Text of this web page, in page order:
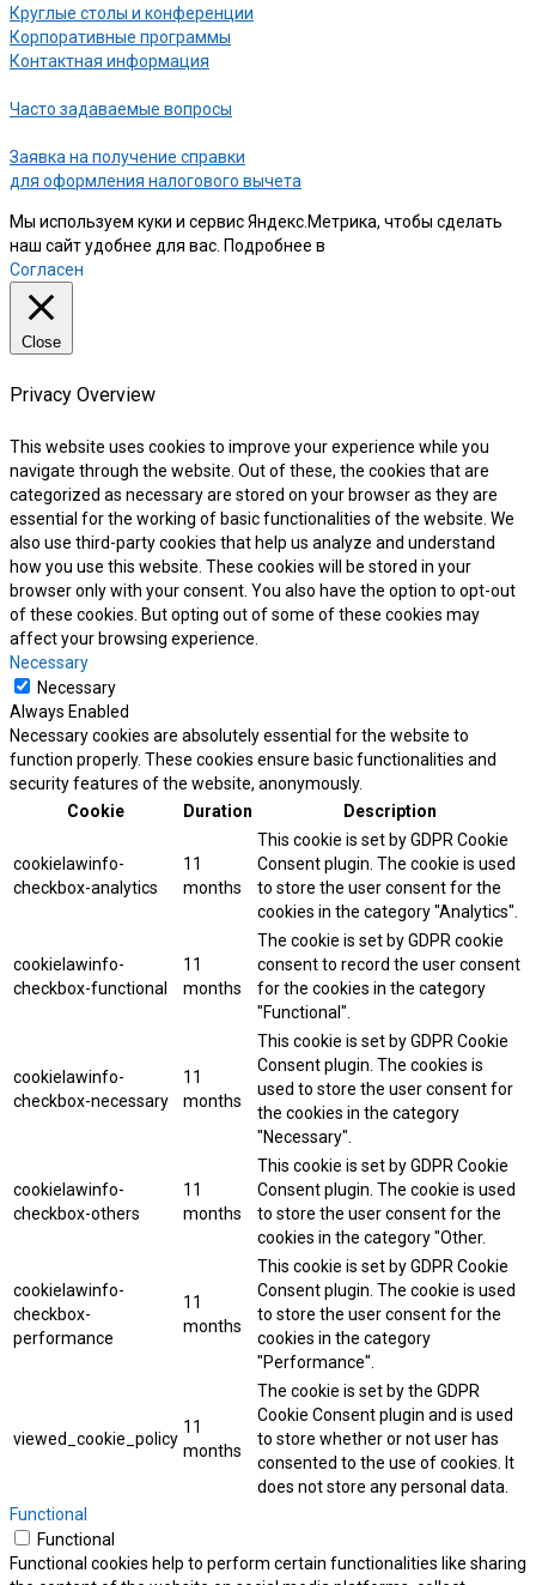
Круглые столы и конференции
Корпоративные программы
Контактная информация
Часто задаваемые вопросы
Заявка на получение справки
для оформления налогового вычета
Мы используем куки и сервис Яндекс.Метрика, чтобы сделать
наш сайт удобнее для вас. Подробнее в
Согласен
Close
Privacy Overview
This website uses cookies to improve your experience while you
navigate through the website. Out of these, the cookies that are
categorized as necessary are stored on your browser as they are
essential for the working of basic functionalities of the website. We
also use third-party cookies that help us analyze and understand
how you use this website. These cookies will be stored in your
browser only with your consent. You also have the option to opt-out
of these cookies. But opting out of some of these cookies may
affect your browsing experience.
Necessary
Necessary
Always Enabled
Necessary cookies are absolutely essential for the website to
function properly. These cookies ensure basic functionalities and
security features of the website, anonymously.
Cookie
Duration Description
cookielawinfo-
checkbox-analytics
11
months
This cookie is set by GDPR Cookie
Consent plugin. The cookie is used
to store the user consent for the
cookies in the category "Analytics".
cookielawinfo-
checkbox-functional
11
months
The cookie is set by GDPR cookie
consent to record the user consent
for the cookies in the category
"Functional".
cookielawinfo-
checkbox-necessary
11
months
This cookie is set by GDPR Cookie
Consent plugin. The cookies is
used to store the user consent for
the cookies in the category
"Necessary".
cookielawinfo-
checkbox-others
11
months
This cookie is set by GDPR Cookie
Consent plugin. The cookie is used
to store the user consent for the
cookies in the category "Other.
cookielawinfo-
checkbox-
performance
11
months
This cookie is set by GDPR Cookie
Consent plugin. The cookie is used
to store the user consent for the
cookies in the category
"Performance".
viewed_cookie_policy
11
months
The cookie is set by the GDPR
Cookie Consent plugin and is used
to store whether or not user has
consented to the use of cookies. It
does not store any personal data.
Functional
Functional
Functional cookies help to perform certain functionalities like sharing